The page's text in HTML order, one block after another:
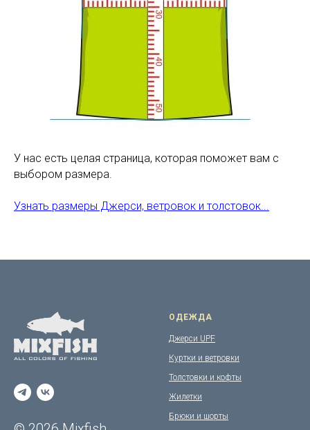
У нас есть целая страница, которая поможет вам с
выбором размера.
Узнать размеры Джерси, ветровок и толстовок...
ОДЕЖДА
Джерси UPF
Куртки и ветровки
Толстовки и кофты
Жилетки
Брюки и шорты